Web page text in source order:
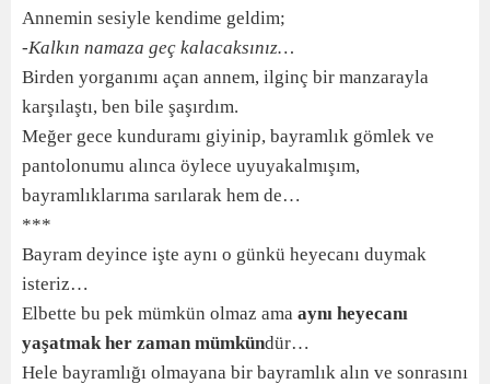
Annemin sesiyle kendime geldim;
-Kalkın namaza geç kalacaksınız…
Birden yorganımı açan annem, ilginç bir manzarayla
karşılaştı, ben bile şaşırdım.
Meğer gece kunduramı giyinip, bayramlık gömlek ve
pantolonumu alınca öylece uyuyakalmışım,
bayramlıklarıma sarılarak hem de…
***
Bayram deyince işte aynı o günkü heyecanı duymak
isteriz…
Elbette bu pek mümkün olmaz ama aynı heyecanı
yaşatmak her zaman mümkündür…
Hele bayramlığı olmayana bir bayramlık alın ve sonrasını